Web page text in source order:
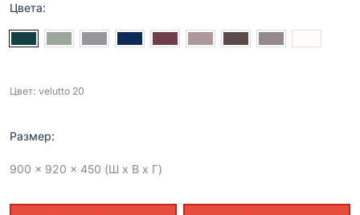
Цвета:
Цвет: velutto 20
Размер:
900 x 920 x 450 (Ш x В x Г)